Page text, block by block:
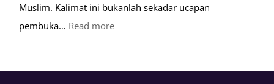
Muslim. Kalimat ini bukanlah sekadar ucapan
pembuka… Read more: